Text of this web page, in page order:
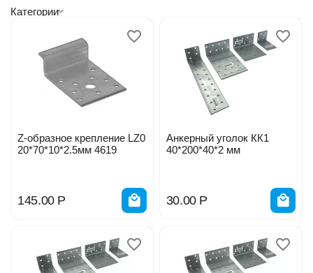
Категории
Z-образное крепление LZ0
20*70*10*2.5мм 4619
145.00 Р
Анкерный уголок КК1
40*200*40*2 мм
30.00 Р